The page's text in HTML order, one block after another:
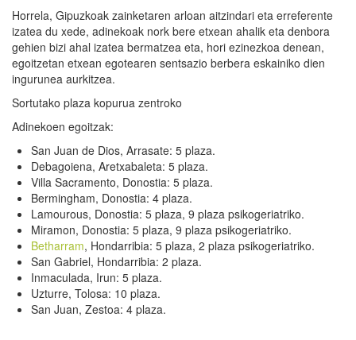
Horrela, Gipuzkoak zainketaren arloan aitzindari eta erreferente
izatea du xede, adinekoak nork bere etxean ahalik eta denbora
gehien bizi ahal izatea bermatzea eta, hori ezinezkoa denean,
egoitzetan etxean egotearen sentsazio berbera eskainiko dien
ingurunea aurkitzea.
Sortutako plaza kopurua zentroko
Adinekoen egoitzak:
San Juan de Dios, Arrasate: 5 plaza.
Debagoiena, Aretxabaleta: 5 plaza.
Villa Sacramento, Donostia: 5 plaza.
Bermingham, Donostia: 4 plaza.
Lamourous, Donostia: 5 plaza, 9 plaza psikogeriatriko.
Miramon, Donostia: 5 plaza, 9 plaza psikogeriatriko.
Betharram, Hondarribia: 5 plaza, 2 plaza psikogeriatriko.
San Gabriel, Hondarribia: 2 plaza.
Inmaculada, Irun: 5 plaza.
Uzturre, Tolosa: 10 plaza.
San Juan, Zestoa: 4 plaza.